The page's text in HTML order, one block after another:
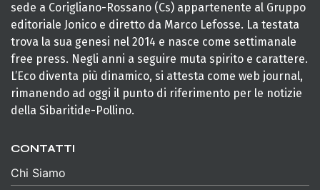
sede a Corigliano-Rossano (Cs) appartenente al Gruppo
editoriale Jonico e diretto da Marco Lefosse. La testata
trova la sua genesi nel 2014 e nasce come settimanale
free press. Negli anni a seguire muta spirito e carattere.
L’Eco diventa più dinamico, si attesta come web journal,
rimanendo ad oggi il punto di riferimento per le notizie
della Sibaritide-Pollino.
CONTATTI
Chi Siamo